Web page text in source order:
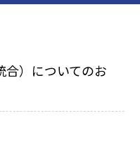
合）についてのお